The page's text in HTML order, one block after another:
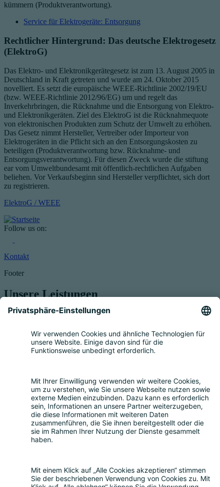
kümmern (Produktverantwortung).
Service für Elektrogeräte: Entsorgung
Rechtlicher Hintergrund: Das deutsche Elektrogesetz
(ElektroG)
Das Elektro- und Elektronikgerätegesetz ist zum 13. August 2005 in
Deutschland in Kraft getreten und wurde am 24. Oktober 2015
novelliert. Es setzt die europäische WEEE-Richtlinie 2002/19/EU
(bzw. WEEE-Richtlinie 2012/96/EG) um und regelt das
Inverkehrbringen, die Rücknahme und die Entsorgung von Elektro-
und Elektronikgeräten. Ziel des ElektroG ist die Rücknahmequote
von elektronischen Produkten zum Schutz der Umwelt zu erhöhen.
Das Gesetz nimmt Hersteller, Vertreiber oder Importeur von
Elektrogeräten in die Pflicht sich an den Entsorgungskosten zu
beteiligen (Produktverantwortung bzw. Rücknahme- und
Entsorgungsverantwortung). Für diesen Zweck wurde die stiftung
ear vom Umweltbundesamt mit öffentlich-rechtlichen Aufgaben
beliehen. Vor Verkaufsbeginn sind Hersteller verpflichtet, sich dort
zu registrieren.
ElektroG / WEEE
Follow us on:
Kontakt
Footer
Unsere Leistungen
Service für Elektrogeräte
Mengenmeldung
Entsorgung
Beratung
Handelsrücknahme
Service für Batterien
Service für Verpackungen
Fragen und Antworten
FAQ
Kostenrechner
Downloads
Mediathek